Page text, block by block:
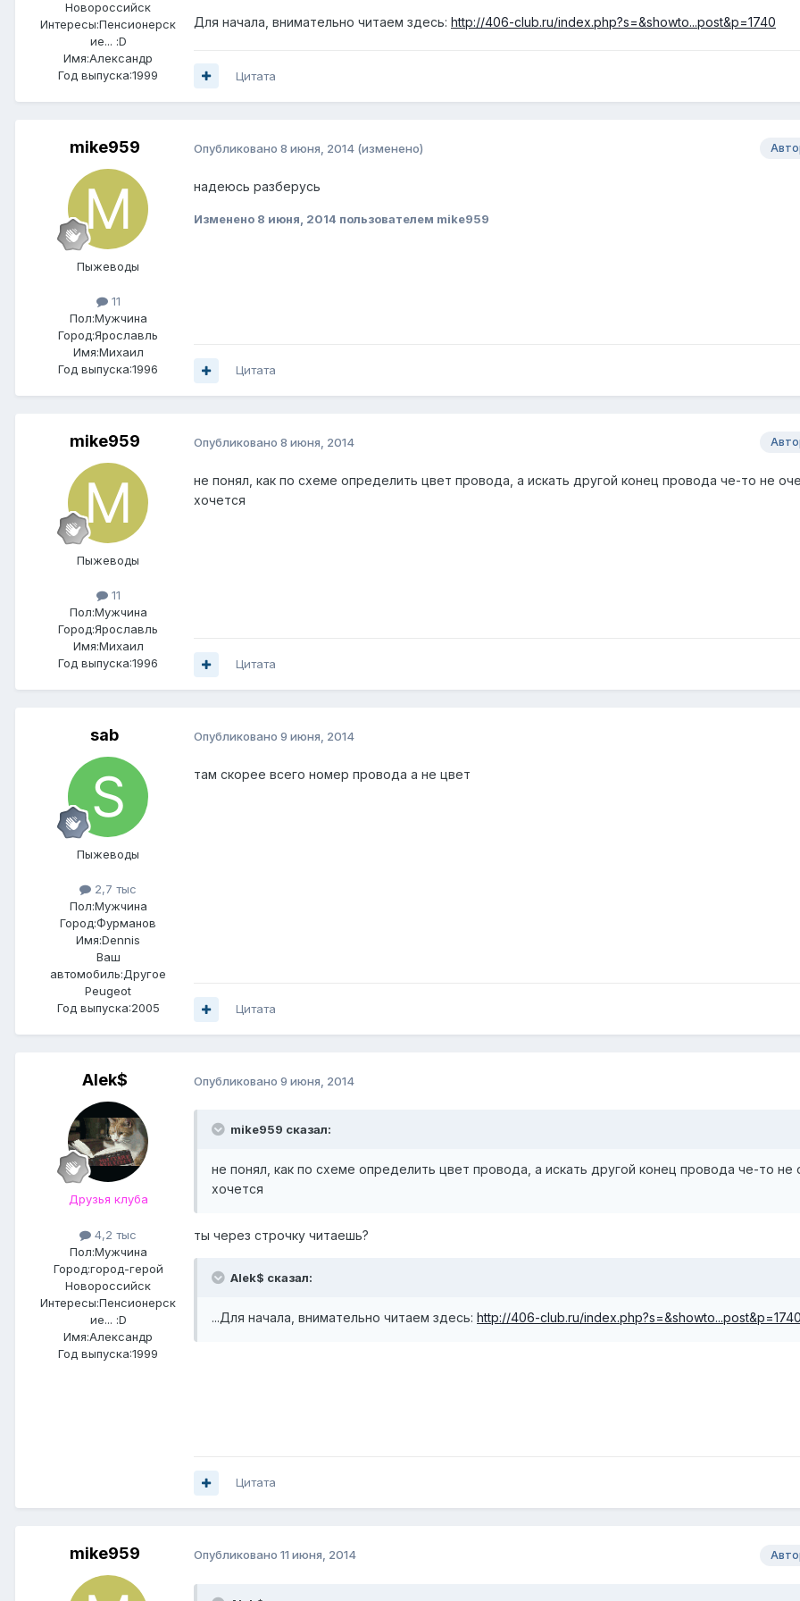
Новороссийск
Интересы:Пенсионерск
ие... :D
Имя:Александр
Год выпуска:1999
Для начала, внимательно читаем здесь: http://406-club.ru/index.php?s=&showto...post&p=1740
Цитата
mike959
Пыжеводы
11
Пол:Мужчина
Город:Ярославль
Имя:Михаил
Год выпуска:1996
Опубликовано 8 июня, 2014 (изменено)
надеюсь разберусь
Изменено 8 июня, 2014 пользователем mike959
Цитата
mike959
Пыжеводы
11
Пол:Мужчина
Город:Ярославль
Имя:Михаил
Год выпуска:1996
Опубликовано 8 июня, 2014
не понял, как по схеме определить цвет провода, а искать другой конец провода че-то не
хочется
Цитата
sab
Пыжеводы
2,7 тыс
Пол:Мужчина
Город:Фурманов
Имя:Dennis
Ваш
автомобиль:Другое
Peugeot
Год выпуска:2005
Опубликовано 9 июня, 2014
там скорее всего номер провода а не цвет
Цитата
Alek$
Друзья клуба
4,2 тыс
Пол:Мужчина
Город:город-герой
Новороссийск
Интересы:Пенсионерск
ие... :D
Имя:Александр
Год выпуска:1999
Опубликовано 9 июня, 2014
mike959 сказал:
не понял, как по схеме определить цвет провода, а искать другой конец провода че-то не
хочется
ты через строчку читаешь?
Alek$ сказал:
...Для начала, внимательно читаем здесь: http://406-club.ru/
Цитата
mike959 Опубликовано 11 июня, 2014